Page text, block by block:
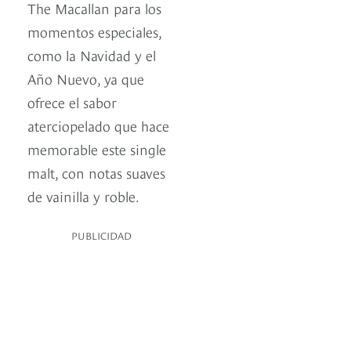
The Macallan para los
momentos especiales,
como la Navidad y el
Año Nuevo, ya que
ofrece el sabor
aterciopelado que hace
memorable este single
malt, con notas suaves
de vainilla y roble.
PUBLICIDAD